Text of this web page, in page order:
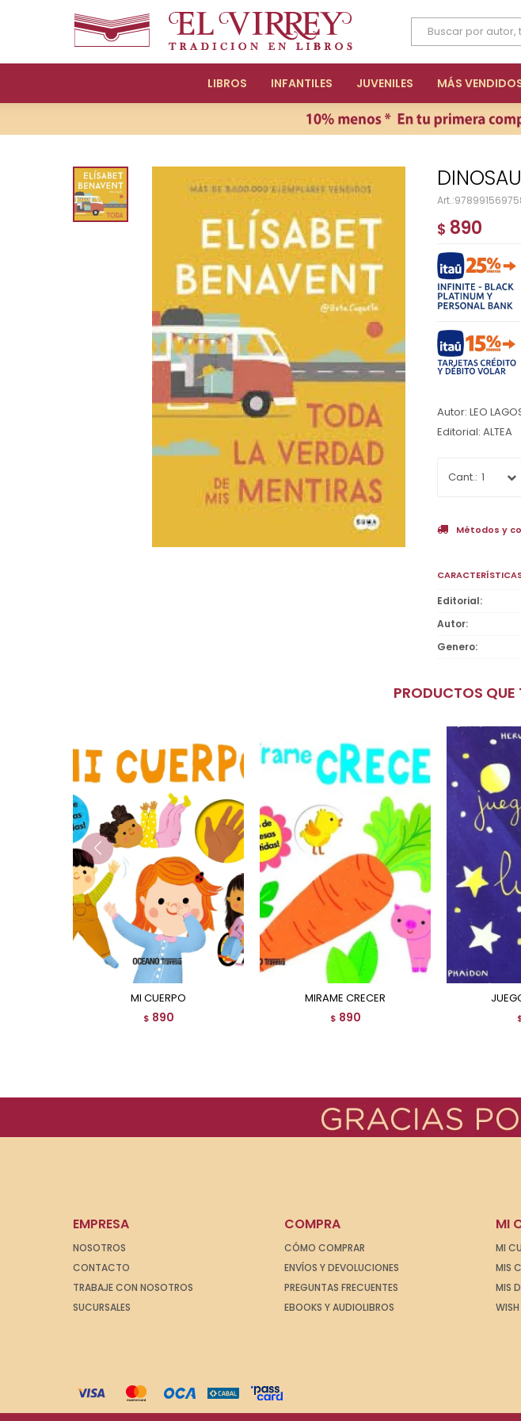
LIBROS INFANTILES JUVENILES MÁS
$ 890
Autor: LEO
Editorial: ALTEA
1
Métodos y
Editorial
Autor
Genero
PRODUCTOS
MI CUERPO
$ 890
MIRAME CRECER
$ 890
EMPRESA
NOSOTROS
CONTACTO
TRABAJE CON NOSOTROS
SUCURSALES
COMPRA
CÓMO COMPRAR
ENVÍOS Y DEVOLUCIONES
PREGUNTAS FRECUENTES
EBOOKS Y AUDIOLIBROS
MI
MI
MIS
MIS
WISH